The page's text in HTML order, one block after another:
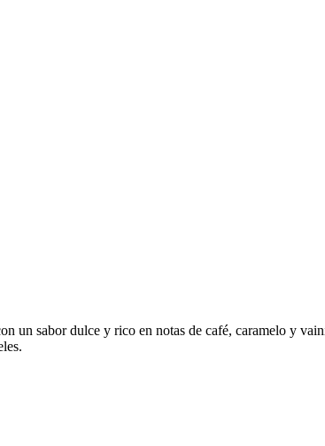
un sabor dulce y rico en notas de café, caramelo y